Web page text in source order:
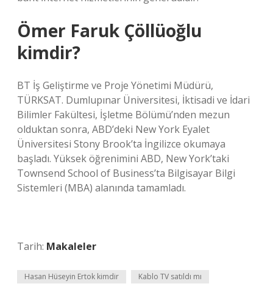
Ömer Faruk Çöllüoğlu
kimdir?
BT İş Geliştirme ve Proje Yönetimi Müdürü,
TÜRKSAT. Dumlupınar Üniversitesi, İktisadi ve İdari
Bilimler Fakültesi, İşletme Bölümü’nden mezun
olduktan sonra, ABD’deki New York Eyalet
Üniversitesi Stony Brook’ta İngilizce okumaya
başladı. Yüksek öğrenimini ABD, New York’taki
Townsend School of Business’ta Bilgisayar Bilgi
Sistemleri (MBA) alanında tamamladı.
Tarih: Makaleler
Hasan Hüseyin Ertok kimdir Kablo TV satıldı mı